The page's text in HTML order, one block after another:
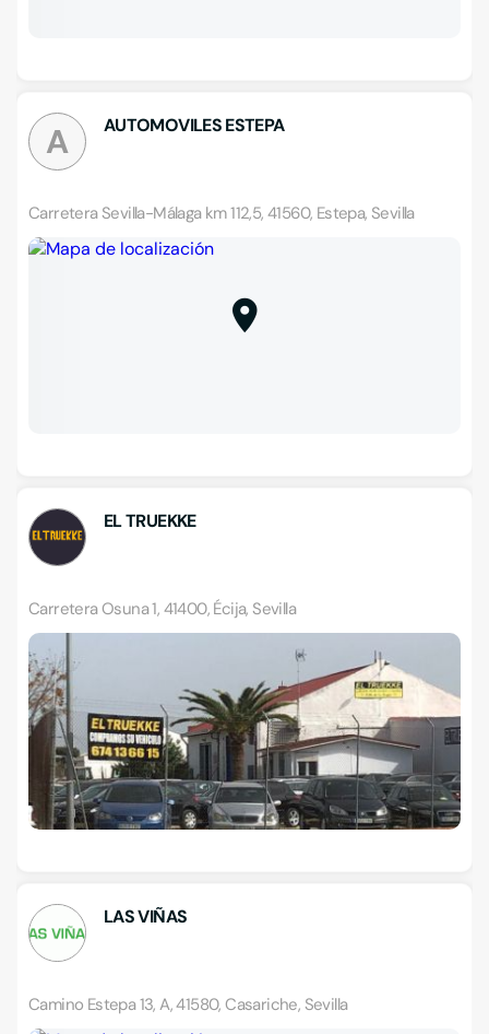
A AUTOMOVILES ESTEPA
Carretera Sevilla-Málaga km 112,5, 41560, Estepa, Sevilla
EL TRUEKKE
Carretera Osuna 1, 41400, Écija, Sevilla
LAS VIÑAS
Camino Estepa 13, A, 41580, Casariche, Sevilla